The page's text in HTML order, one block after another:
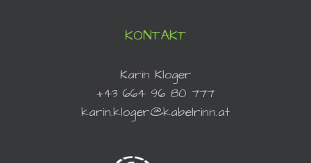
KONTAKT
Karin Kloger
+43 664 96 80 777
karin.kloger@kabelrinn.at